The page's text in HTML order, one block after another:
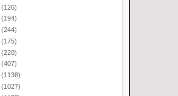
(126)
(194)
(244)
(175)
(220)
(407)
(1138)
(1027)